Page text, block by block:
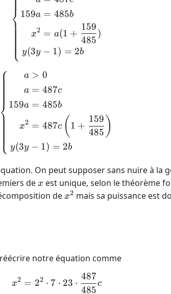
⎩
⎨ 159a
x2
y(3y
= 485b
= a(1 +
485
159
)
− 1) = 2b
⎩
⎨
⎧
a
a
159a
x2
y(3y
> 0
= 487c
= 485b
= 487c ( 1 +
485
159 )
− 1) = 2b
On peut supposer sans nuire à la
dex
x est unique, selon le théorème
dex^2
x2 mais sa puissance est
notre équation comme
x^2 = 2^2 \cdot 7 \cdot
x2 = 22 ⋅ 7 ⋅ 23 ⋅
485
487
c